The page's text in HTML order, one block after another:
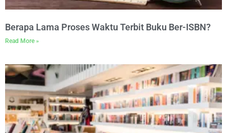
Berapa Lama Proses Waktu Terbit Buku Ber-ISBN?
Read More »